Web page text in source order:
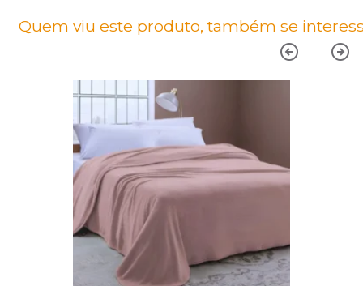
Quem viu este produto, também se